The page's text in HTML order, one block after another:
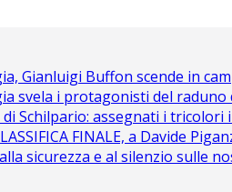
Gianluigi Buffon scende in
svela i protagonisti del raduno
Schilpario: assegnati i tricolori
FINALE, a Davide
sicurezza e al silenzio sulle